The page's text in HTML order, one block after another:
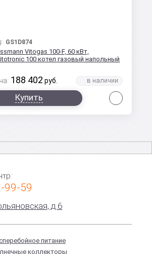
GS1D874
Vitogas 100-F, 60 кВт,
100 котел газовый напольный
188 402 руб.
Купить
99-59
д.6
питание
коллекторы